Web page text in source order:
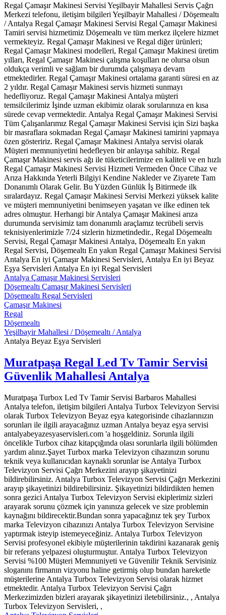
Regal Çamaşır Makinesi Servisi Yeşilbayir Mahallesi Servis Çağrı
Merkezi telefonu, iletişim bilgileri Yeşilbayir Mahallesi / Döşemealtı
/ Antalya Regal Çamaşır Makinesi Servisi Regal Çamaşır Makinesi
Tamiri servisi hizmetimiz Döşemealtı ve tüm merkez ilçelere hizmet
vermekteyiz. Regal Çamaşır Makinesi ve Regal diğer ürünleri;
Regal Çamaşır Makinesi modelleri, Regal Çamaşır Makinesi üretim
yılları, Regal Çamaşır Makinesi çalışma koşulları ne olursa olsun
oldukça verimli ve sağlam bir durumda çalışmaya devam
etmektedirler. Regal Çamaşır Makinesi ortalama garanti süresi en az
2 yıldır. Regal Çamaşır Makinesi servis hizmeti sunmayı
hedefliyoruz. Regal Çamaşır Makinesi Antalya müşteri
temsilcilerimiz İşinde uzman ekibimiz olarak sorularınıza en kısa
sürede cevap vermektedir. Antalya Regal Çamaşır Makinesi Servisi
Tüm Çalışanlarımız Regal Çamaşır Makinesi Servisi için Sizi başka
bir masraflara sokmadan Regal Çamaşır Makinesi tamirini yapmaya
özen gösteririz. Regal Çamaşır Makinesi Antalya servisi olarak
Müşteri memnuniyetini hedefleyen bir anlayışa sahibiz. Regal
Çamaşır Makinesi servis ağı ile tüketicilerimize en kaliteli ve en hızlı
Regal Çamaşır Makinesi Servisi Hizmeti Vermeden Önce Cihaz ve
Arıza Hakkında Yeterli Bilgiyi Kendine Nakleder ve Ziyarete Tam
Donanımlı Olarak Gelir. Bu Yüzden Günlük İş Bitirmede ilk
sıralardayız. Regal Çamaşır Makinesi Servisi Merkezi yüksek kalite
ve müşteri memnuniyetini benimseyen yaşatan ve ilke edinen tek
adres olmuştur. Herhangi bir Antalya Çamaşır Makinesi arıza
durumunda servisimiz tam donanımlı araçlamız tecrübeli servis
teknisiyenlerimizle 7/24 sizlerin hizmetindedir., Regal Döşemealtı
Servisi, Regal Çamaşır Makinesi Antalya, Döşemealtı En yakın
Regal Servisi, Döşemealtı En yakın Regal Çamaşır Makinesi Servisi
Antalya En iyi Çamaşır Makinesi Servisleri, Antalya En iyi Beyaz
Eşya Servisleri Antalya En iyi Regal Servisleri
Antalya Çamaşır Makinesi Servisleri
Döşemealtı Çamaşır Makinesi Servisleri
Döşemealtı Regal Servisleri
Çamaşır Makinesi
Regal
Döşemealtı
Yeşilbayir Mahallesi / Döşemealtı / Antalya
Antalya Beyaz Eşya Servisleri
Muratpaşa Regal Led Tv Tamir Servisi
Güvenlik Mahallesi Antalya
Muratpaşa Turbox Led Tv Tamir Servisi Barbaros Mahallesi
Antalya telefon, iletişim bilgileri Antalya Turbox Televizyon Servisi
olarak Turbox Televizyon Beyaz eşya kategorisinde cihazlarınızın
sorunları ile ilgili arayacağınız uzman Antalya beyaz eşya servisi
antalyabeyazesyaservisleri.com 'a hoşgeldiniz. Sorunla ilgili
öncelikle Turbox cihaz kitapçığında olası sorunlarla ilgili bölümden
yardım alınız.Şayet Turbox marka Televizyon cihazınızın sorunu
teknik veya kullanıcıdan kaynaklı sorunlar ise Antalya Turbox
Televizyon Servisi Çağrı Merkezini arayıp şikayetinizi
bildirebilirsiniz. Antalya Turbox Televizyon Servisi Çağrı Merkezini
arayıp şikayetinizi bildirebilirsiniz. Şikayetinizi bildirdikten hemen
sonra gezici Antalya Turbox Televizyon Servisi ekiplerimiz sizleri
arayarak sorunu çözmek için yanınıza gelecek ve size problemin
kaynağını bildirecektir.Bundan sonra yapacağınız tek şey Turbox
marka Televizyon cihazınızı Antalya Turbox Televizyon Servisine
yaptırmak isteyip istemeyeceğiniz. Antalya Turbox Televizyon
Servisi profesyonel ekibiyle müşterilerinin takdirini kazanarak geniş
bir referans yelpazesi oluşturmuştur. Antalya Turbox Televizyon
Servisi %100 Müşteri Memnuniyeti ve Güvenilir Teknik Servisiniz
sloganını firmanın vizyonu haline getirmiş olup bundan hareketle
müşterilerine Antalya Turbox Televizyon Servisi olarak hizmet
etmektedir. Antalya Turbox Televizyon Servisi Çağrı
Merkezimizden bizleri arayarak şikayetinizi iletebilirsiniz., , Antalya
Turbox Televizyon Servisleri, ,